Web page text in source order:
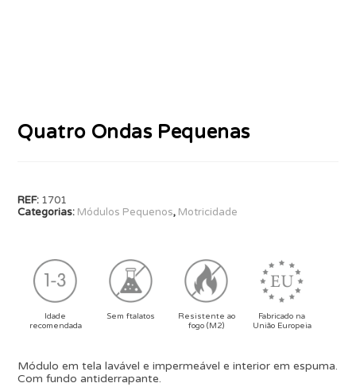
Quatro Ondas Pequenas
REF: 1701
Categorias: Módulos Pequenos, Motricidade
Idade
recomendada
Sem ftalatos
Resistente ao
fogo (M2)
Fabricado na
União Europeia
Módulo em tela lavável e impermeável e interior em espuma.
Com fundo antiderrapante.